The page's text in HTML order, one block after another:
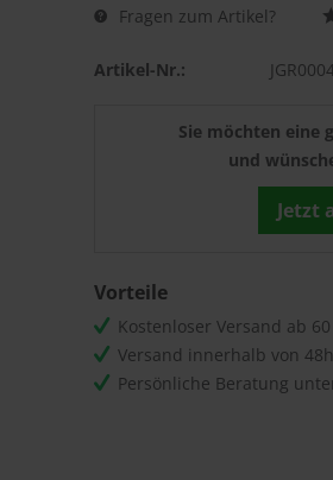
Fragen zum Artikel?
Artikel-Nr.:
Sie möchten eine
und
Jetzt
Vorteile
Kostenloser Versand ab 60
Versand innerhalb von
Persönliche Beratung